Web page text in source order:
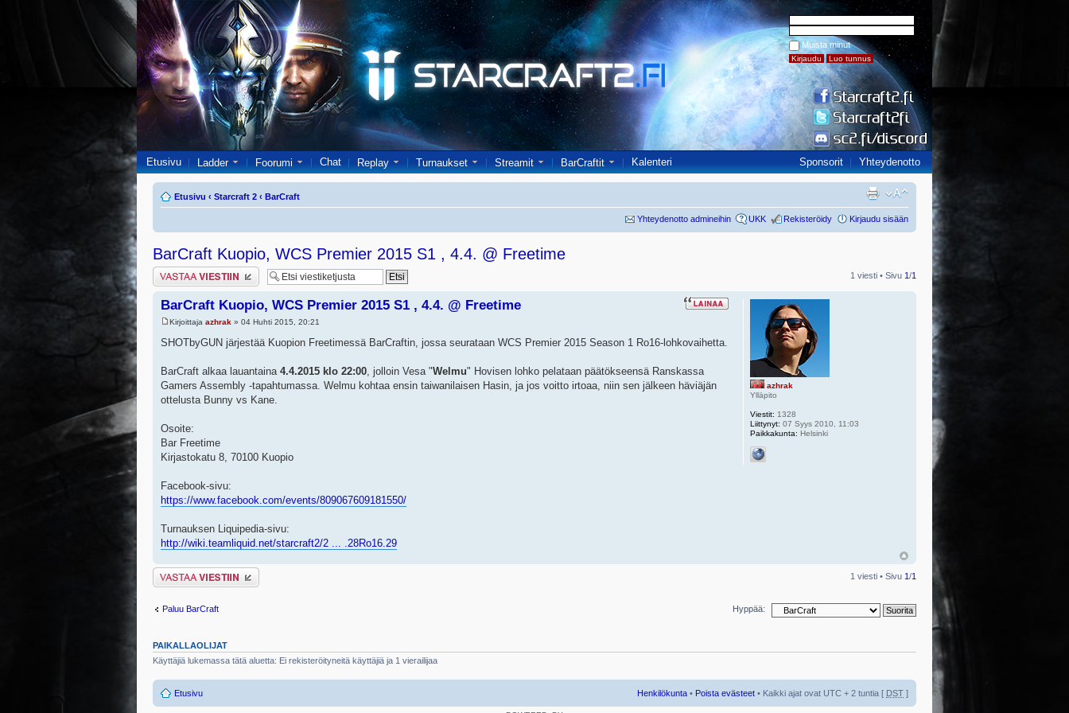
Muista minut
Etusivu Ladder Foorumi Chat Replay Turnaukset Streamit BarCraftit Kalenteri Sponsorit Yhteydenotto
Etusivu ‹ Starcraft 2 ‹ BarCraft
Yhteydenotto admineihin UKK Rekisteröidy Kirjaudu sisään
BarCraft Kuopio, WCS Premier 2015 S1 , 4.4. @ Freetime
Lähetä vastaus 1 viesti • Sivu 1/1
BarCraft Kuopio, WCS Premier 2015 S1 , 4.4. @ Freetime
Kirjoittaja azhrak » 04 Huhti 2015, 20:21
SHOTbyGUN järjestää Kuopion Freetimessä BarCraftin, jossa seurataan WCS Premier 2015 Season 1 Ro16-lohkovaihetta.
BarCraft alkaa lauantaina 4.4.2015 klo 22:00, jolloin Vesa "Welmu" Hovisen lohko pelataan päätökseensä Ranskassa
Gamers Assembly -tapahtumassa. Welmu kohtaa ensin taiwanilaisen Hasin, ja jos voitto irtoaa, niin sen jälkeen häviäjän
ottelusta Bunny vs Kane.
Osoite:
Bar Freetime
Kirjastokatu 8, 70100 Kuopio
Facebook-sivu:
https://www.facebook.com/events/809067609181550/
Turnauksen Liquipedia-sivu:
http://wiki.teamliquid.net/starcraft2/2 ... .28Ro16.29
azhrak
Ylläpito
Viestit: 1328
Liittynyt: 07 Syys 2010, 11:03
Paikkakunta: Helsinki
Lähetä vastaus 1 viesti • Sivu 1/1
Paluu BarCraft Hyppää:
PAIKALLAOLIJAT
Käyttäjiä lukemassa tätä aluetta: Ei rekisteröityneitä käyttäjiä ja 1 vierailijaa
Etusivu Henkilökunta • Poista evästeet • Kaikki ajat ovat UTC + 2 tuntia [ DST ]